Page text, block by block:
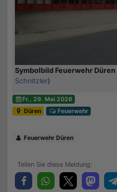
Symbolbild Feuerwehr Düren
Schnitzler)
Fr., 29. Mai 2026
Düren
Feuerwehr
Feuerwehr Düren